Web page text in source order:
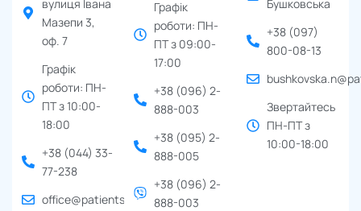
вулиця Івана
Мазепи 3,
оф. 7
Графік
роботи: ПН-
ПТ з 10:00-
18:00
+38 (044) 33-
77-238
office@patients.org.ua
Графік
роботи: ПН-
ПТ з 09:00-
17:00
+38 (096) 2-
888-003
+38 (095) 2-
888-005
+38 (096) 2-
888-003
Бушковська
+38 (097)
800-08-13
Звертайтесь
ПН-ПТ з
10:00-18:00